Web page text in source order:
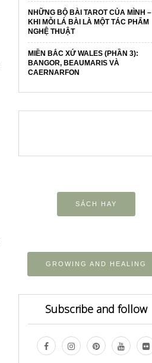
NHỮNG BỘ BÀI TAROT CỦA MÌNH –
KHI MỖI LÁ BÀI LÀ MỘT TÁC PHẨM
NGHỆ THUẬT
MIỀN BẮC XỨ WALES (PHẦN 3):
BANGOR, BEAUMARIS VÀ
CAERNARFON
SÁCH HAY
GROWING AND HEALING
Subscribe and follow